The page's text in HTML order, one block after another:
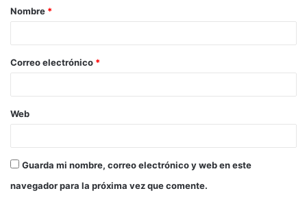
Nombre *
Correo electrónico *
Web
Guarda mi nombre, correo electrónico y web en este
navegador para la próxima vez que comente.